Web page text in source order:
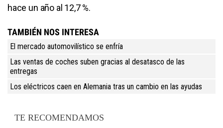
hace un año al 12,7 %.
TAMBIÉN NOS INTERESA
El mercado automovilístico se enfría
Las ventas de coches suben gracias al desatasco de las
entregas
Los eléctricos caen en Alemania tras un cambio en las ayudas
TE RECOMENDAMOS